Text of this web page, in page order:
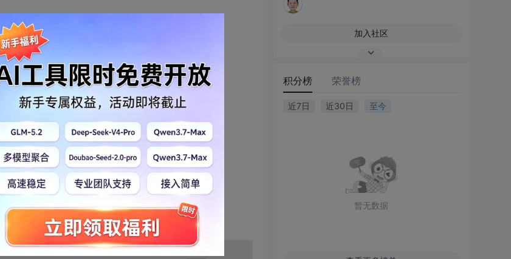
步骤非本文重点，可参考如下文章：
加入社区
积分榜 荣誉榜
近7日 近30日 至今
暂无数据